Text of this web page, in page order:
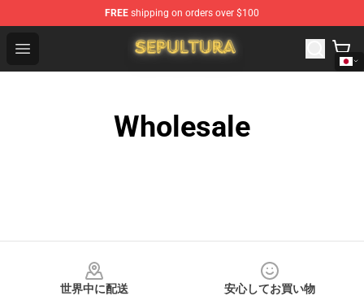
FREE shipping on orders over $100
Open menu
Sepultura Store - Official Sepultura Merchandise Shop
Wholesale
世界中に配送
安心してお買い物